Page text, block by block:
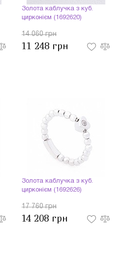
Золота каблучка з куб.
цирконієм (1692620)
14 060 грн
11 248 грн
Золота каблучка з куб.
цирконієм (1692626)
17 760 грн
14 208 грн